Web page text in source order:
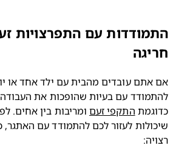
עם התפרצויות זעם
התקפי זעם